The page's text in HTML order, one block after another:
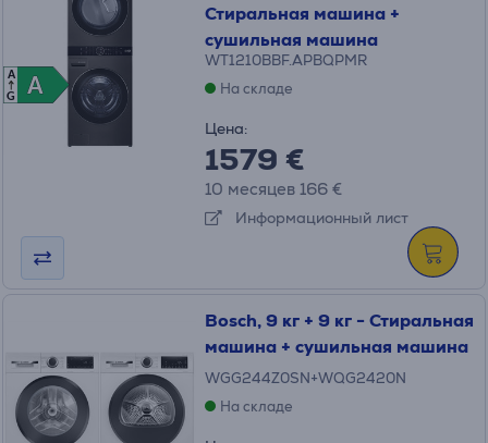
A
A
A
G
Стиральная машина +
сушильная машина
WT1210BBF.APBQPMR
На складе
Цена:
1579 €
10 месяцев 166 €
Информационный лист
Bosch, 9 кг + 9 кг - Стиральная
машина + сушильная машина
WGG244Z0SN+WQG2420N
На складе